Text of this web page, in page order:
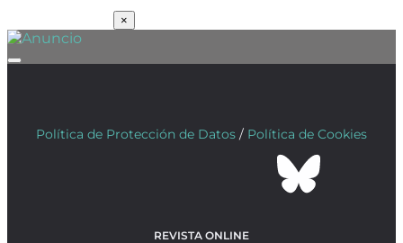
×
Política de Protección de Datos / Política de Cookies
REVISTA ONLINE